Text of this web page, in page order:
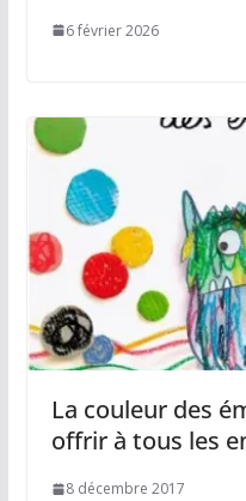
6 février 2026
La couleur des
offrir à tous les
8 décembre 2017